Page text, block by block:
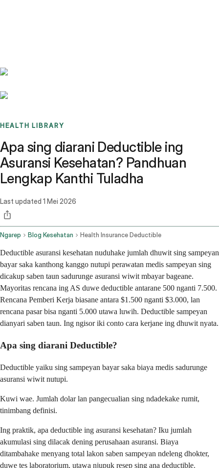
HEALTH LIBRARY
Apa sing diarani Deductible ing
Asuransi Kesehatan? Pandhuan
Lengkap Kanthi Tuladha
Last updated 1 Mei 2026
Ngarep Blog Kesehatan Health Insurance Deductible
Deductible asuransi kesehatan nuduhake jumlah dhuwit sing sampeyan
bayar saka kanthong kanggo nutupi perawatan medis sampeyan sing
dicakup saben taun sadurunge asuransi wiwit mbayar bageane.
Mayoritas rencana ing AS duwe deductible antarane 500 nganti 7.500.
Rencana Pemberi Kerja biasane antara $1.500 nganti $3.000, lan
rencana pasar bisa nganti 5.000 utawa luwih. Deductible sampeyan
dianyari saben taun. Ing ngisor iki conto cara kerjane ing dhuwit nyata.
Apa sing diarani Deductible?
Deductible yaiku sing sampeyan bayar saka biaya medis sadurunge
asuransi wiwit nutupi.
Kuwi wae. Jumlah dolar lan pangecualian sing ndadekake rumit,
tinimbang definisi.
Ing praktik, apa deductible ing asuransi kesehatan? Iku jumlah
akumulasi sing dilacak dening perusahaan asuransi. Biaya
ditambahake menyang total lakon saben sampeyan ndeleng dhokter,
duwe tes laboratorium, utawa njupuk resep sing ana deductible.